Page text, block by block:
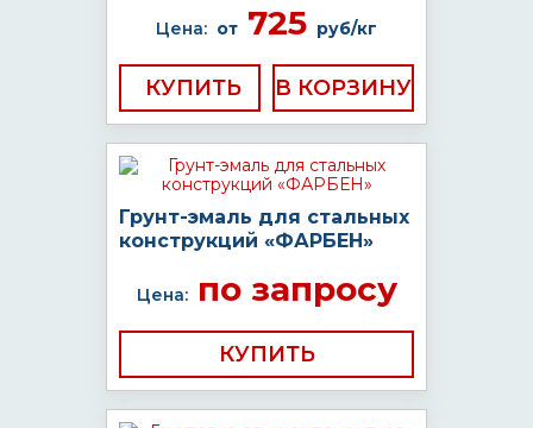
Цена: от 725 руб/кг
КУПИТЬ
Грунт-эмаль для стальных
конструкций «ФАРБЕН»
Цена:по запросу
КУПИТЬ